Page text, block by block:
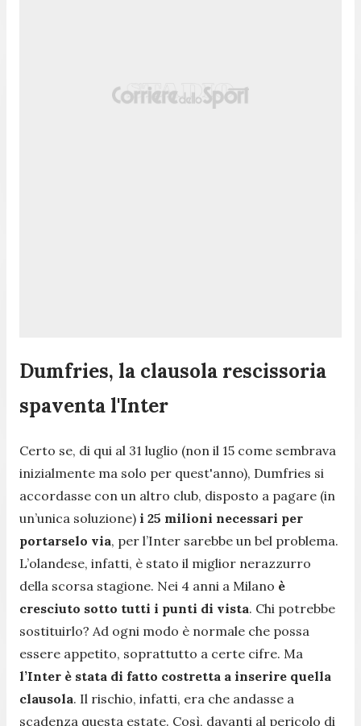
Dumfries, la clausola rescissoria
spaventa l'Inter
Certo se, di qui al 31 luglio (non il 15 come sembrava
inizialmente ma solo per quest'anno), Dumfries si
accordasse con un altro club, disposto a pagare (in
un’unica soluzione) i 25 milioni necessari per
portarselo via, per l’Inter sarebbe un bel problema.
L’olandese, infatti, è stato il miglior nerazzurro
della scorsa stagione. Nei 4 anni a Milano è
cresciuto sotto tutti i punti di vista. Chi potrebbe
sostituirlo? Ad ogni modo è normale che possa
essere appetito, soprattutto a certe cifre. Ma
l’Inter è stata di fatto costretta a inserire quella
clausola. Il rischio, infatti, era che andasse a
scadenza questa estate. Così, davanti al pericolo di